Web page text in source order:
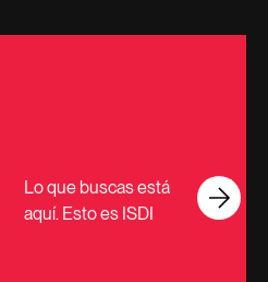
Lo que buscas está
aquí. Esto es ISDI